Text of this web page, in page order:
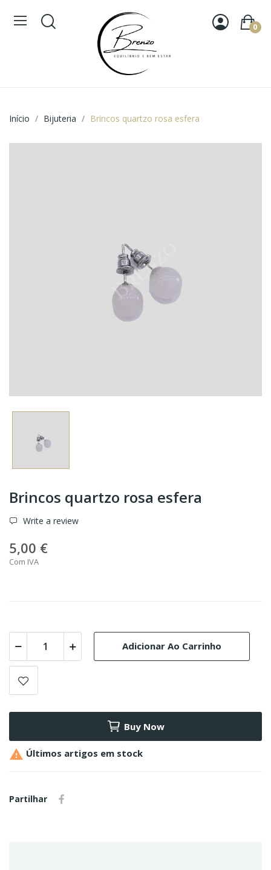
0
Início Bijuteria Brincos quartzo rosa esfera
Brincos quartzo rosa esfera
Write a review
5,00 €
Com IVA
Adicionar Ao Carrinho
Buy Now
 Últimos artigos em stock
Partilhar